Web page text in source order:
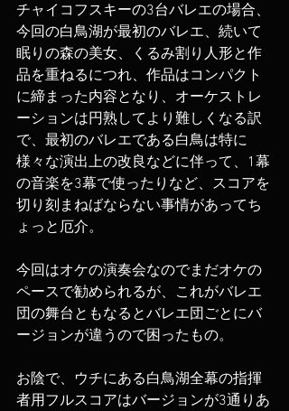
チャイコフスキーの3台バレエの場合、
今回の白鳥湖が最初のバレエ、続いて
眠りの森の美女、くるみ割り人形と作
品を重ねるにつれ、作品はコンパクト
に締まった内容となり、オーケストレ
ーションは円熟してより難しくなる訳
で、最初のバレエである白鳥は特に
様々な演出上の改良などに伴って、1幕
の音楽を3幕で使ったりなど、スコアを
切り刻まねばならない事情があってち
ょっと厄介。
今回はオケの演奏会なのでまだオケの
ペースで勧められるが、これがバレエ
団の舞台ともなるとバレエ団ごとにバ
ージョンが違うので困ったもの。
お陰で、ウチにある白鳥湖全幕の指揮
者用フルスコアはバージョンが3通りあ